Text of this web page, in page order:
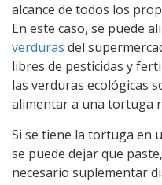
alcance de todos los
En este caso, se puede
verduras del
libres de pesticidas y
las verduras ecológicas
alimentar a una tortuga
Si se tiene la tortuga en
se puede dejar que
necesario suplementar